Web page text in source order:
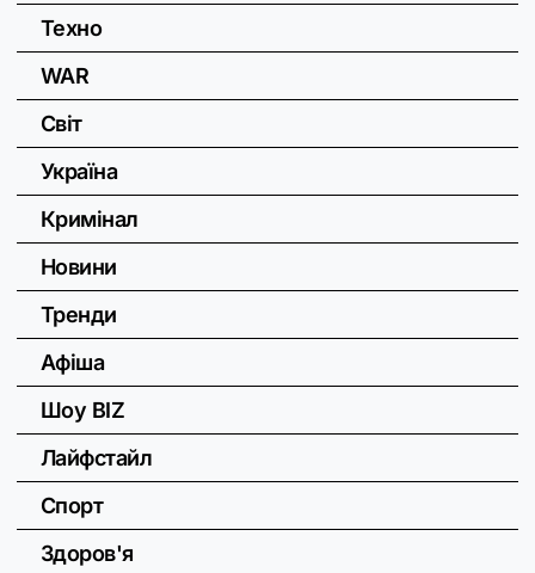
Техно
WAR
Світ
Україна
Кримінал
Новини
Тренди
Афіша
Шоу BIZ
Лайфстайл
Спорт
Здоров'я